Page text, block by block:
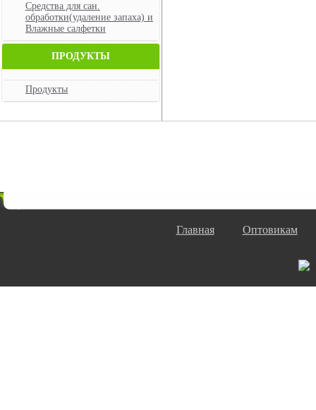
Средства для сан.
обработки(удаление запаха) и
Влажные салфетки
ПРОДУКТЫ
Продукты
Главная Оптовикам